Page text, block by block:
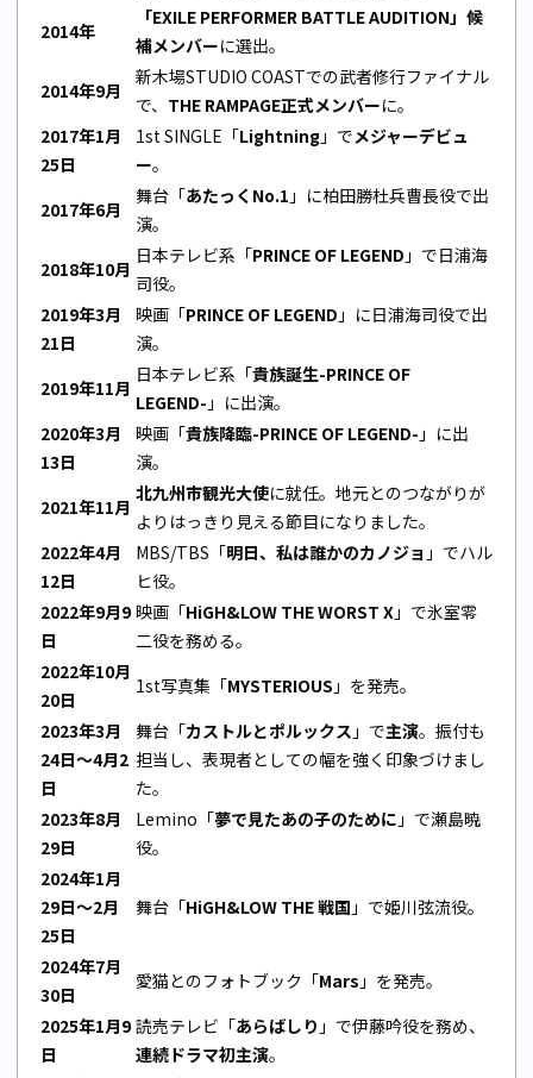
2014年
「EXILE PERFORMER BATTLE AUDITION」候
補メンバーに選出。
2014年9月
新木場STUDIO COASTでの武者修行ファイナル
で、 THE RAMPAGE正式メンバーに。
2017年1月
25日
1st SINGLE「Lightning 」でメジャーデビュ
ー。
2017年6月
舞台「あたっくNo.1 」に柏田勝杜兵曹長役で出
演。
2018年10月
日本テレビ系「PRINCE OF LEGEND 」で日浦海
司役。
2019年3月
21日
映画「PRINCE OF LEGEND 」に日浦海司役で出
演。
2019年11月
日本テレビ系「貴族誕生-PRINCE OF
LEGEND- 」に出演。
2020年3月
13日
映画「貴族降臨-PRINCE OF LEGEND- 」に出
演。
2021年11月
北九州市観光大使に就任。地元とのつながりが
よりはっきり見える節目になりました。
2022年4月
12日
MBS/TBS「明日、私は誰かのカノジョ 」でハル
ヒ役。
2022年9月9
日
映画「HiGH&LOW THE WORST X 」で氷室零
二役を務める。
2022年10月
20日
1st写真集「MYSTERIOUS 」を発売。
2023年3月
24日〜4月2
日
舞台「カストルとポルックス 」で主演。振付も
担当し、表現者としての幅を強く印象づけまし
た。
2023年8月
29日
Lemino「夢で見たあの子のために 」で瀬島暁
役。
2024年1月
29日〜2月
25日
舞台「HiGH&LOW THE 戦国 」で姫川弦流役。
2024年7月
30日
愛猫とのフォトブック「Mars 」を発売。
2025年1月9
日
読売テレビ「あらばしり 」で伊藤吟役を務め、
連続ドラマ初主演。